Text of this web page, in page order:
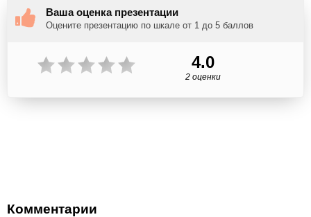
Ваша оценка презентации
Оцените презентацию по шкале от 1 до 5 баллов
4.0
2 оценки
Комментарии